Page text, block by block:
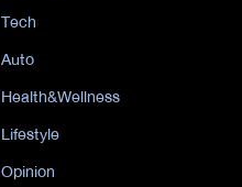
Tech
Auto
Health&Wellness
Lifestyle
Opinion